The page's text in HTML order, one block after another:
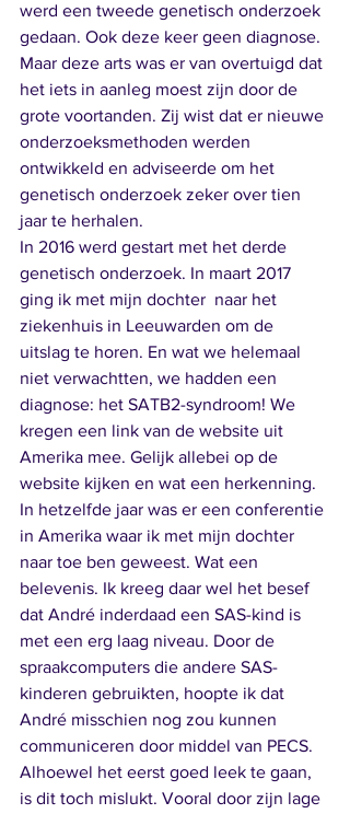
werd een tweede genetisch onderzoek
gedaan. Ook deze keer geen diagnose.
Maar deze arts was er van overtuigd dat
het iets in aanleg moest zijn door de
grote voortanden. Zij wist dat er nieuwe
onderzoeksmethoden werden
ontwikkeld en adviseerde om het
genetisch onderzoek zeker over tien
jaar te herhalen.
In 2016 werd gestart met het derde
genetisch onderzoek. In maart 2017
ging ik met mijn dochter  naar het
ziekenhuis in Leeuwarden om de
uitslag te horen. En wat we helemaal
niet verwachtten, we hadden een
diagnose: het SATB2-syndroom! We
kregen een link van de website uit
Amerika mee. Gelijk allebei op de
website kijken en wat een herkenning.
In hetzelfde jaar was er een conferentie
in Amerika waar ik met mijn dochter
naar toe ben geweest. Wat een
belevenis. Ik kreeg daar wel het besef
dat André inderdaad een SAS-kind is
met een erg laag niveau. Door de
spraakcomputers die andere SAS-
kinderen gebruikten, hoopte ik dat
André misschien nog zou kunnen
communiceren door middel van PECS.
Alhoewel het eerst goed leek te gaan,
is dit toch mislukt. Vooral door zijn lage